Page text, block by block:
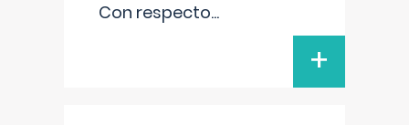
Con respecto...
+